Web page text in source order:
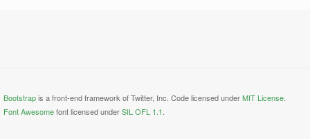
Bootstrapis a front-end framework of Twitter, Inc. Code licensed underMIT License.
Font Awesomefont licensed underSIL OFL 1.1